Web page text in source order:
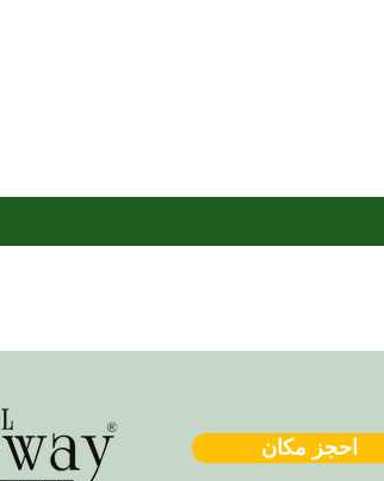
احجز مكان